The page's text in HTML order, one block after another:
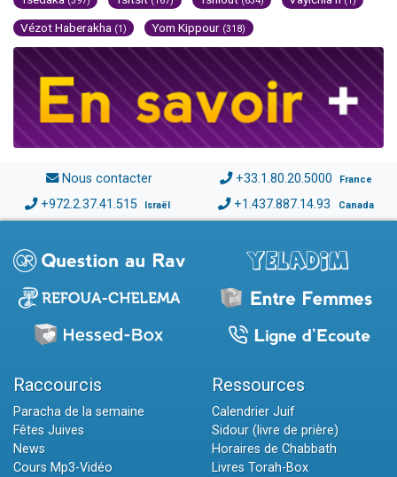
Vézot Haberakha (1) Yom Kippour (318)
Nous contacter +33.1.80.20.5000 France
+972.2.37.41.515 Israël +1.437.887.14.93 Canada
Raccourcis
Paracha de la semaine
Fêtes Juives
News
Cours Mp3-Vidéo
Ressources
Calendrier Juif
Sidour (livre de prière)
Horaires de Chabbath
Livres Torah-Box